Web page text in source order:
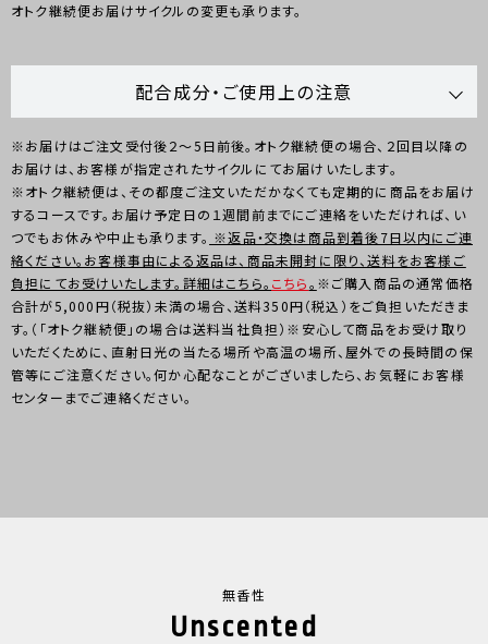
オトク継続便お届けサイクルの変更も承ります。
配合成分・ご使用上の注意
※お届けはご注文受付後２～5日前後。オトク継続便の場合、２回目以降の
お届けは、お客様が指定されたサイクルにてお届けいたします。
※オトク継続便は、その都度ご注文いただかなくても定期的に商品をお届け
するコースです。お届け予定日の１週間前までにご連絡をいただければ、い
つでもお休みや中止も承ります。 ※返品・交換は商品到着後7日以内にご連
絡ください。お客様事由による返品は、商品未開封に限り、送料をお客様ご
負担にてお受けいたします。詳細はこちら。 こちら。 ※ご購入商品の通常価格
合計が5,000円（税抜）未満の場合、送料350円（税込）をご負担いただきま
す。（「オトク継続便」の場合は送料当社負担）※安心して商品をお受け取り
いただくために、直射日光の当たる場所や高温の場所、屋外での長時間の保
管等にご注意ください。何か心配なことがございましたら、お気軽にお客様
センターまでご連絡ください。
無香性
Unscented